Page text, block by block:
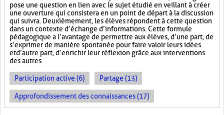
pose une question en lien avec le sujet étudié en veillant à créer
une ouverture qui consistera en un point de départ à la discussion
qui suivra. Deuxièmement, les élèves répondent à cette question
dans un contexte d’échange d’informations. Cette formule
pédagogique a l’avantage de permettre aux élèves, d’une part, de
s’exprimer de manière spontanée pour faire valoir leurs idées
et d’autre part, d’enrichir leur réflexion grâce aux interventions
des autres.
Participation active (6) Partage (13)
Approfondissement des connaissances (17)